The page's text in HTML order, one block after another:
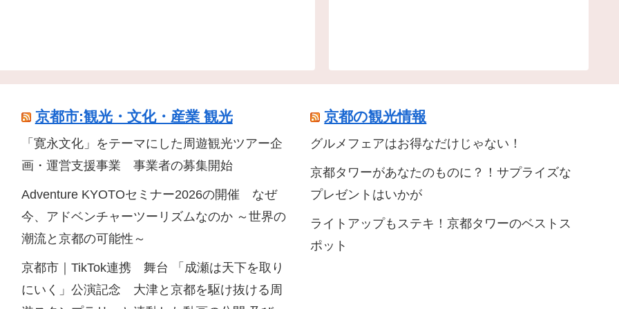
京都市:観光・文化・産業 観光
「寛永文化」をテーマにした周遊観光ツアー企
画・運営支援事業 事業者の募集開始
Adventure KYOTOセミナー2026の開催 なぜ
今、アドベンチャーツーリズムなのか ～世界の
潮流と京都の可能性～
京都市｜TikTok連携 舞台 「成瀬は天下を取り
にいく」公演記念 大津と京都を駆け抜ける周
京都の観光情報
グルメフェアはお得なだけじゃない！
京都タワーがあなたのものに？！サプライズな
プレゼントはいかが
ライトアップもステキ！京都タワーのベストス
ポット